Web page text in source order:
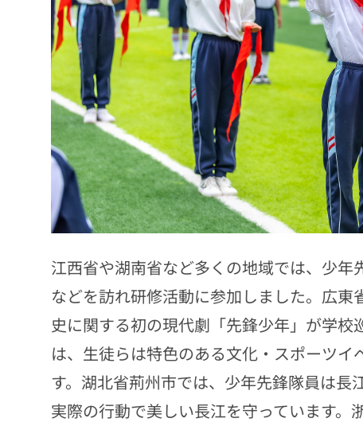
江西省や湖南省など多くの地域では、少
などを訪れ研修活動に参加しました。広
史に関する初の現代劇「先鋒少年」が学
は、生徒らは特色のある文化・スポーツ
す。湖北省荊州市では、少年先鋒隊員は長
実際の行動で美しい長江を守っています